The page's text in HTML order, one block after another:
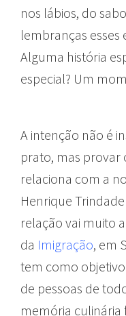
nos lábios, do
lembranças
Alguma história
especial? Um
A intenção não é
prato, mas provar
relaciona com a
Henrique
relação vai muito
da Imigração, em
tem como
de pessoas de
memória